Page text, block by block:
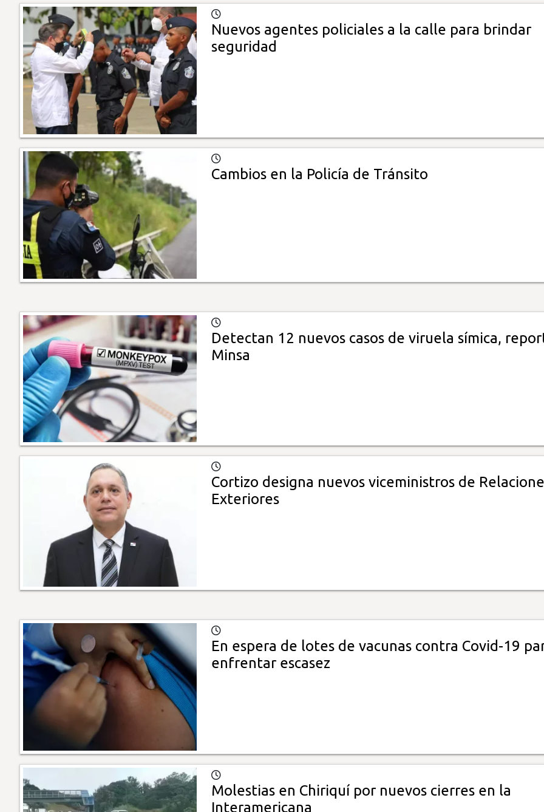
Nuevos agentes policiales a la calle para brindar
seguridad
Cambios en la Policía de Tránsito
Detectan 12 nuevos casos de viruela símica,
Minsa
Cortizo designa nuevos viceministros de
Exteriores
En espera de lotes de vacunas contra Covid-19
enfrentar escasez
Molestias en Chiriquí por nuevos cierres en la
Interamericana